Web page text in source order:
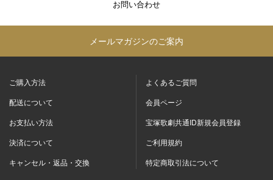
お問い合わせ
メールマガジンのご案内
ご購入方法
配送について
お支払い方法
決済について
キャンセル・返品・交換
よくあるご質問
会員ページ
宝塚歌劇共通ID新規会員登録
ご利用規約
特定商取引法について